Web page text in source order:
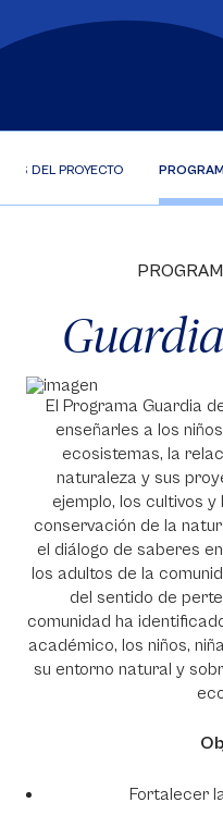
DEL PROYECTO
El Programa Guardia
enseñarles a los
ecosistemas, la
naturaleza y sus
ejemplo, los cultivos
conservación de la
el diálogo de saberes
los adultos de la
del sentido de
comunidad ha
académico, los niños,
su entorno natural y
Fortalecer